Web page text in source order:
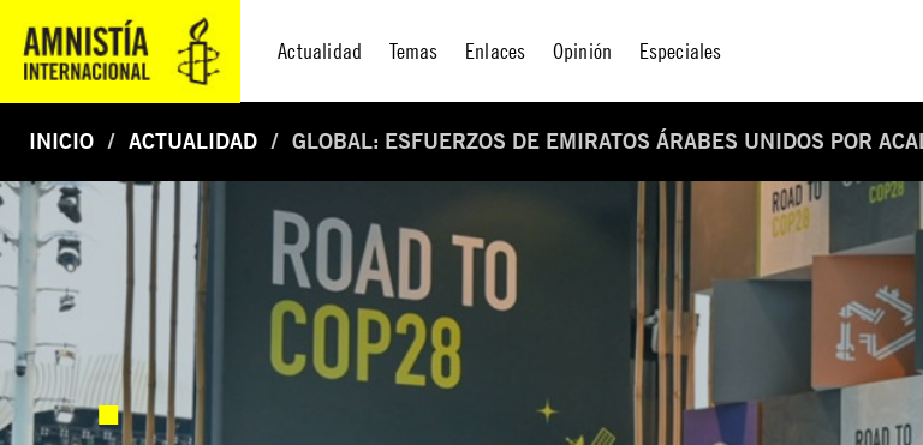
Actualidad Temas Enlaces Opinión Especiales
INICIO ACTUALIDAD GLOBAL: ESFUERZOS DE EMIRATOS ÁRABES UNIDOS POR